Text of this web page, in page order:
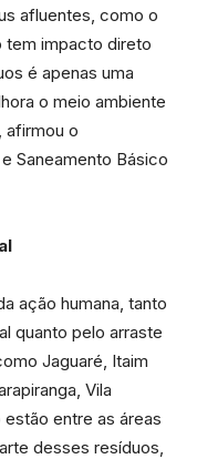
afluentes, como o
tem impacto direto
é apenas uma
o meio ambiente
afirmou o
Saneamento Básico
ação humana, tanto
quanto pelo arraste
Jaguaré, Itaim
Vila
estão entre as áreas
desses resíduos,